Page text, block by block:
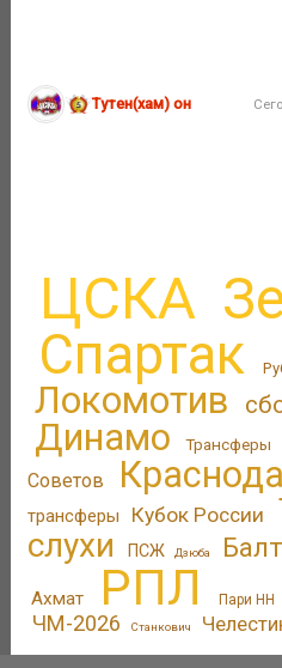
Тутен(хам) он
ЦСКА
Спартак
Локомотив
Динамо Трансферы
Советов
трансферы
Кубок России
слухи
ПСЖ Дзюба
Ахмат РПЛ Пари НН
ЧМ-2026 Станкович